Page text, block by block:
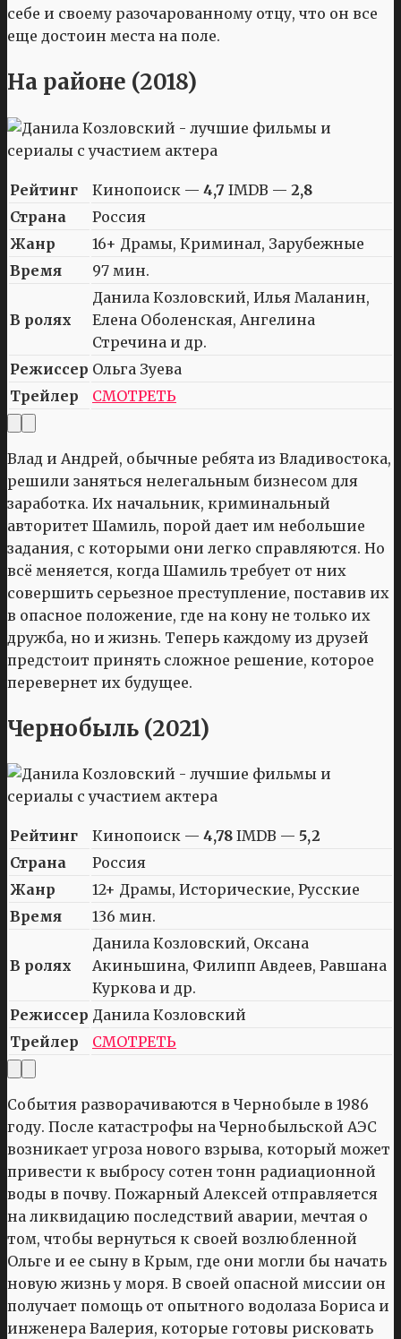
себе и своему разочарованному отцу, что он все
еще достоин места на поле.
На районе (2018)
Рейтинг Кинопоиск — 4,7 IMDB — 2,8
Страна
Россия
Жанр
16+ Драмы, Криминал, Зарубежные
Время
97 мин.
В ролях
Данила Козловский, Илья Маланин,
Елена Оболенская, Ангелина
Стречина и др.
Режиссер Ольга Зуева
Трейлер
СМОТРЕТЬ
Влад и Андрей, обычные ребята из Владивостока,
решили заняться нелегальным бизнесом для
заработка. Их начальник, криминальный
авторитет Шамиль, порой дает им небольшие
задания, с которыми они легко справляются. Но
всё меняется, когда Шамиль требует от них
совершить серьезное преступление, поставив их
в опасное положение, где на кону не только их
дружба, но и жизнь. Теперь каждому из друзей
предстоит принять сложное решение, которое
перевернет их будущее.
Чернобыль (2021)
Рейтинг Кинопоиск — 4,78 IMDB — 5,2
Страна
Россия
Жанр
12+ Драмы, Исторические, Русские
Время
136 мин.
В ролях
Данила Козловский, Оксана
Акиньшина, Филипп Авдеев, Равшана
Куркова и др.
Режиссер Данила Козловский
Трейлер
СМОТРЕТЬ
События разворачиваются в Чернобыле в 1986
году. После катастрофы на Чернобыльской АЭС
возникает угроза нового взрыва, который может
привести к выбросу сотен тонн радиационной
воды в почву. Пожарный Алексей отправляется
на ликвидацию последствий аварии, мечтая о
том, чтобы вернуться к своей возлюбленной
Ольге и ее сыну в Крым, где они могли бы начать
новую жизнь у моря. В своей опасной миссии он
получает помощь от опытного водолаза Бориса и
инженера Валерия, которые готовы рисковать